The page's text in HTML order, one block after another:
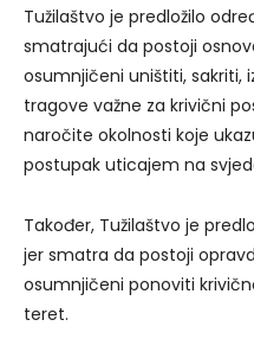
Tužilaštvo je predložilo
smatrajući da postoji
osumnjičeni uništiti, sakriti,
tragove važne za krivični
naročite okolnosti koje
postupak uticajem na
Također, Tužilaštvo je
jer smatra da postoji
osumnjičeni ponoviti
teret.